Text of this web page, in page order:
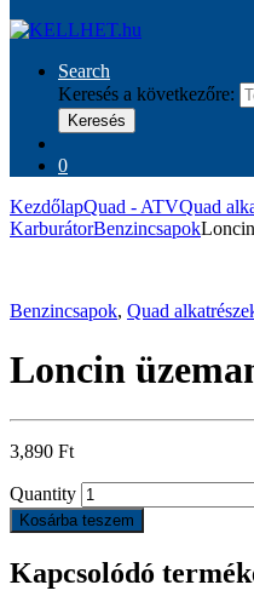
Search
Keresés a következőre:
Keresés
0
KezdőlapQuad - ATVQuad
KarburátorBenzincsapok
Benzincsapok, Quad
Loncin
3,890 Ft
Quantity
Kosárba teszem
Kapcsolódó